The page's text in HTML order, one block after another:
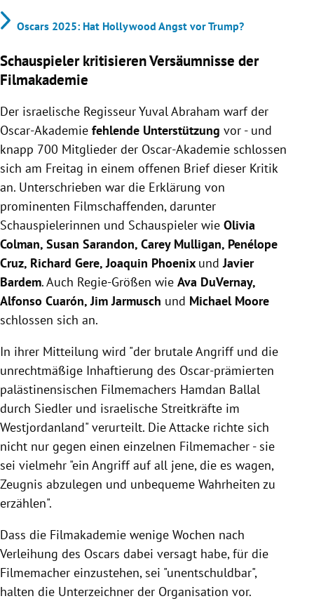
Oscars 2025: Hat Hollywood Angst vor Trump?
Schauspieler kritisieren Versäumnisse der
Filmakademie
Der israelische Regisseur Yuval Abraham warf der
Oscar-Akademie fehlende Unterstützung vor - und
knapp 700 Mitglieder der Oscar-Akademie schlossen
sich am Freitag in einem offenen Brief dieser Kritik
an. Unterschrieben war die Erklärung von
prominenten Filmschaffenden, darunter
Schauspielerinnen und Schauspieler wie Olivia
Colman, Susan Sarandon, Carey Mulligan, Penélope
Cruz, Richard Gere, Joaquin Phoenix undJavier
Bardem. Auch Regie-Größen wie Ava DuVernay,
Alfonso Cuarón, Jim Jarmusch und Michael Moore
schlossen sich an.
In ihrer Mitteilung wird "der brutale Angriff und die
unrechtmäßige Inhaftierung des Oscar-prämierten
palästinensischen Filmemachers Hamdan Ballal
durch Siedler und israelische Streitkräfte im
Westjordanland" verurteilt. Die Attacke richte sich
nicht nur gegen einen einzelnen Filmemacher - sie
sei vielmehr "ein Angriff auf all jene, die es wagen,
Zeugnis abzulegen und unbequeme Wahrheiten zu
erzählen".
Dass die Filmakademie wenige Wochen nach
Verleihung des Oscars dabei versagt habe, für die
Filmemacher einzustehen, sei "unentschuldbar",
halten die Unterzeichner der Organisation vor.